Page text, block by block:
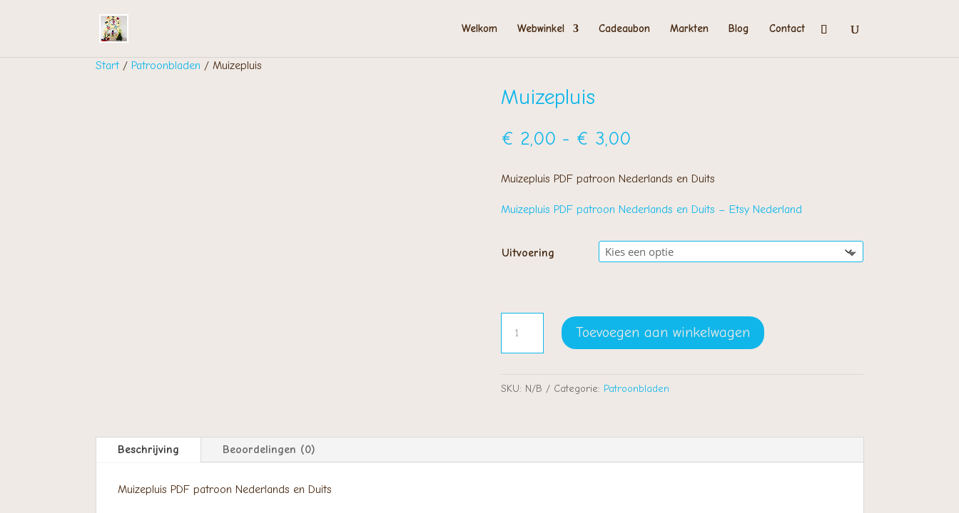
Welkom Webwinkel Cadeaubon Markten Blog Contact
Start/ Patroonbladen / Muizepluis
Muizepluis
€ 2,00 - € 3,00Prijsklasse:
tot
Muizepluis PDF patroon Nederlands en Duits
Muizepluis PDF patroon Nederlands en Duits – Etsy Nederland
Uitvoering
aantal
Toevoegen aan winkelwagen
SKU: N/B Categorie: Patroonbladen
Beschrijving Beoordelingen (0)
Muizepluis PDF patroon Nederlands en Duits